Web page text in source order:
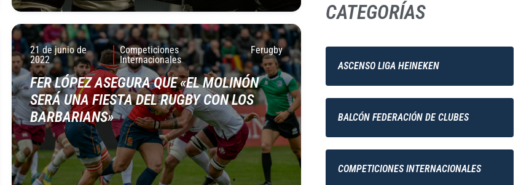
21 de junio de
2022
Competiciones
Internacionales
Ferugby
FER LÓPEZ ASEGURA QUE «EL MOLINÓN
SERÁ UNA FIESTA DEL RUGBY CON LOS
BARBARIANS»
CATEGORÍAS
ASCENSO LIGA HEINEKEN
BALCÓN FEDERACIÓN DE CLUBES
COMPETICIONES INTERNACIONALES